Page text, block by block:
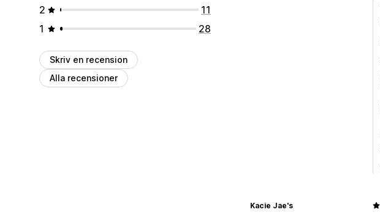
2
11
1
28
Skriv en recension
Alla recensioner
Kacie Jae's